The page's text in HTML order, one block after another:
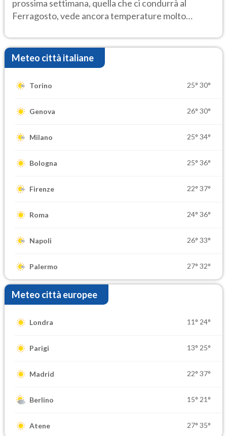
prossima settimana, quella che ci condurrà al
Ferragosto, vede ancora temperature molto
Meteo città italiane
Torino 25° 30°
Genova 26° 30°
Milano 25° 34°
Bologna 25° 36°
Firenze 22° 37°
Roma 24° 36°
Napoli 26° 33°
Palermo 27° 32°
Meteo città europee
Londra 11° 24°
Parigi 13° 25°
Madrid 22° 37°
Berlino 15° 21°
Atene 27° 35°